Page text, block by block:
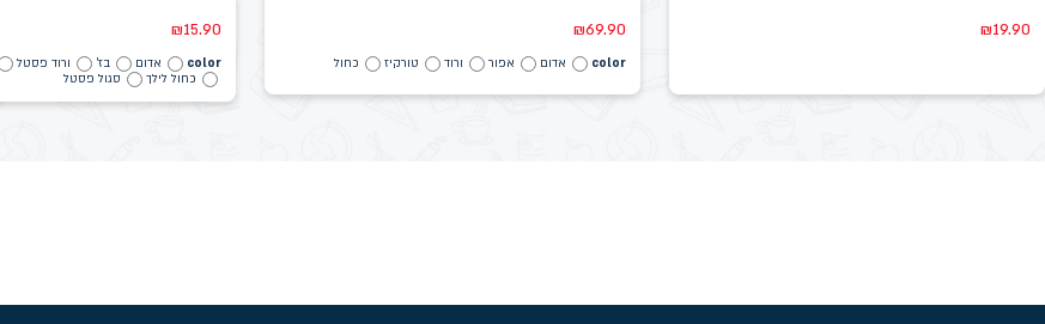
₪19.90
₪69.90
color אדום אפור ורוד טורקיז כחול
₪15.90
color אדום בז' ורוד פסטל
כחול לילך
סגול פסטל